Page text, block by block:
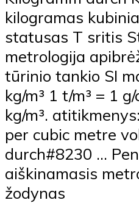
kilogramas
statusas T sritis
metrologija
tūrinio tankio SI
kg/m³ 1 t/m³ = 1
kg/m³.
per cubic metre
durch#8230 …
aiškinamasis
žodynas